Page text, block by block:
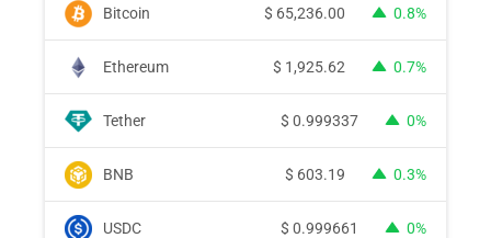
Bitcoin $ 65,236.00 0.8%
Ethereum $ 1,925.62 0.7%
Tether $ 0.999337 0%
BNB $ 603.19 0.3%
USDC $ 0.999661 0%